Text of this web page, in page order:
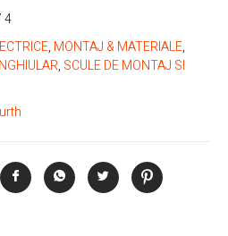
4
, MONTAJ & MATERIALE,
, SCULE DE MONTAJ SI